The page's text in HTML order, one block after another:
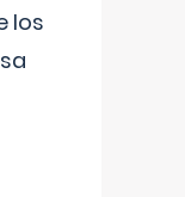
los